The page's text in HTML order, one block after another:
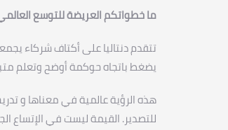
ما خطواتكم العريضة للتوسع
تتقدم دنتاليا على أكتاف شركاء
يضغط باتجاه حوكمة أوضح وتعلم
هذه الرؤية عالمية في معناها و
للتصدير. القيمة ليست في